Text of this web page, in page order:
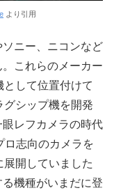
より引用
ニー、ニコンなど
これらのメーカー
して位置付けて
シップ機を開発
レフカメラの時代
ロ志向のカメラを
開していました
機種がいまだに登